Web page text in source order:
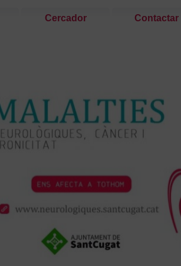
Cercador Contactar